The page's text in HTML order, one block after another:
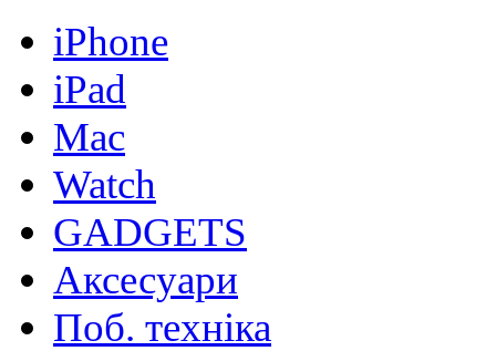
iPhone
iPad
Mac
Watch
GADGETS
Аксесуари
Поб. техніка